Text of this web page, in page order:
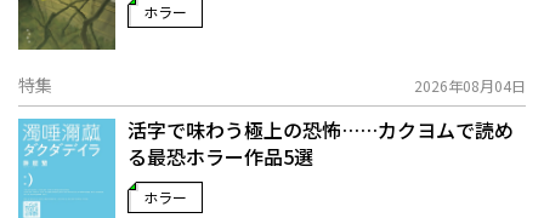
ホラー
特集 2026年08月04日
活字で味わう極上の恐怖……カクヨムで読め
る最恐ホラー作品5選
ホラー